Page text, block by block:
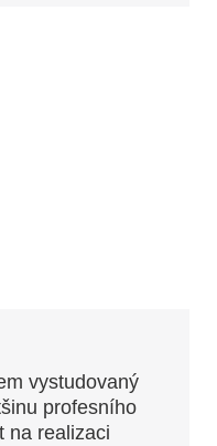
vystudovaný
profesního
na realizaci